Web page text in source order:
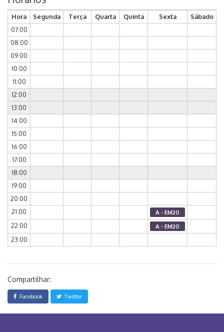
Hora Segunda Terça Quarta Quinta Sexta
Sábado
07:00
08:00
09:00
10:00
11:00
12:00
13:00
14:00
15:00
16:00
17:00
18:00
19:00
20:00
21:00
A - EM20
22:00 A - EM20
23:00
Compartilhar:
Facebook Twitter